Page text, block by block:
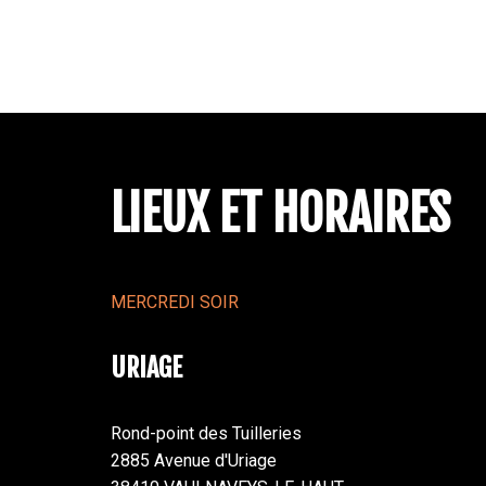
LIEUX ET HORAIRES
MERCREDI SOIR
URIAGE
Rond-point des Tuilleries
2885 Avenue d'Uriage